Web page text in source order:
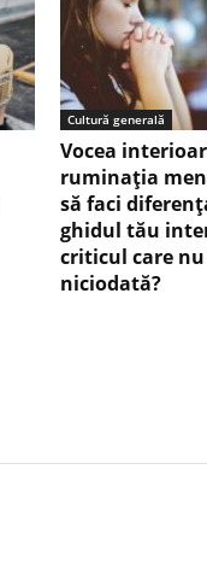
Cultură generală
Vocea
ruminaţia
să faci
ghidul tău
criticul care
niciodată?